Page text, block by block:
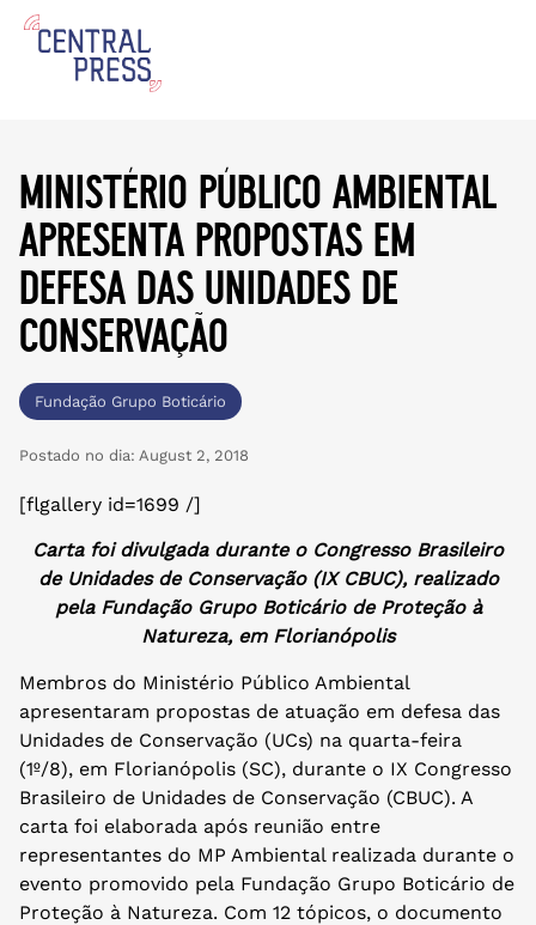
ministério público ambiental
apresenta propostas em
defesa das unidades de
conservação
Fundação Grupo Boticário
Postado no dia: August 2, 2018
[flgallery id=1699 /]
Carta foi divulgada durante o Congresso Brasileiro
de Unidades de Conservação (IX CBUC), realizado
pela Fundação Grupo Boticário de Proteção à
Natureza, em Florianópolis
Membros do Ministério Público Ambiental
apresentaram propostas de atuação em defesa das
Unidades de Conservação (UCs) na quarta-feira
(1º/8), em Florianópolis (SC), durante o IX Congresso
Brasileiro de Unidades de Conservação (CBUC). A
carta foi elaborada após reunião entre
representantes do MP Ambiental realizada durante o
evento promovido pela Fundação Grupo Boticário de
Proteção à Natureza. Com 12 tópicos, o documento